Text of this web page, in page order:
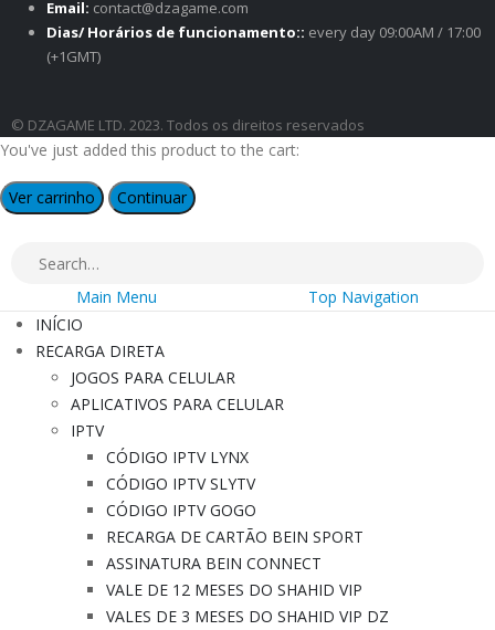
Email: contact@dzagame.com
Dias/ Horários de funcionamento:: every day 09:00AM / 17:00
(+1GMT)
© DZAGAME LTD. 2023. Todos os direitos reservados
You've just added this product to the cart:
Ver carrinho Continuar
Main Menu
Top Navigation
INÍCIO
RECARGA DIRETA
JOGOS PARA CELULAR
APLICATIVOS PARA CELULAR
IPTV
CÓDIGO IPTV LYNX
CÓDIGO IPTV SLYTV
CÓDIGO IPTV GOGO
RECARGA DE CARTÃO BEIN SPORT
ASSINATURA BEIN CONNECT
VALE DE 12 MESES DO SHAHID VIP
VALES DE 3 MESES DO SHAHID VIP DZ